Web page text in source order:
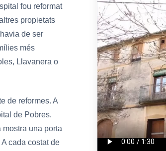
fou reformat
propietats
de ser
més
Llavanera o
de reformes. A
de Pobres.
una porta
cada costat de